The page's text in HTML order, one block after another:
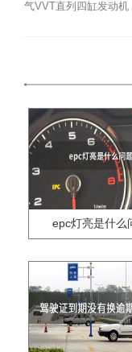
气VVT直列四缸发动机
epc灯亮是什么